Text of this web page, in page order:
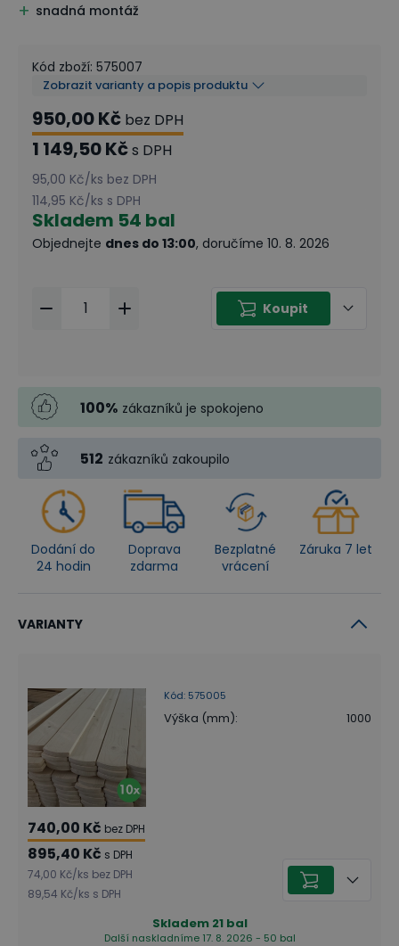
snadná montáž
Kód zboží: 575007
Zobrazit varianty a popis produktu
950,00 Kč bez DPH
1 149,50 Kčs DPH
95,00 Kč/ks bez DPH
114,95 Kč/ks s DPH
Skladem 54 bal
Objednejte dnes do 13:00, doručíme 10. 8. 2026
Koupit
100% zákazníků je spokojeno
512 zákazníků zakoupilo
Dodání do
24 hodin
Doprava
zdarma
Bezplatné
vrácení
Záruka 7 let
VARIANTY
Kód: 575005
Výška (mm): 1000
740,00 Kč bez DPH
895,40 Kč s DPH
74,00 Kč/ks bez DPH
89,54 Kč/ks s DPH
Skladem 21 bal
Další naskladníme 17. 8. 2026 - 50 bal